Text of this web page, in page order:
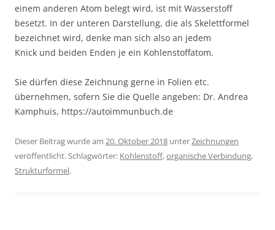
einem anderen Atom belegt wird, ist mit Wasserstoff
besetzt. In der unteren Darstellung, die als Skelettformel
bezeichnet wird, denke man sich also an jedem
Knick und beiden Enden je ein Kohlenstoffatom.
Sie dürfen diese Zeichnung gerne in Folien etc.
übernehmen, sofern Sie die Quelle angeben: Dr. Andrea
Kamphuis, https://autoimmunbuch.de
Dieser Beitrag wurde am 20. Oktober 2018 unterZeichnungen
veröffentlicht. Schlagwörter: Kohlenstoff,organische Verbindung,
Strukturformel.